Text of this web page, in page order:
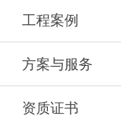
工程案例
方案与服务
资质证书